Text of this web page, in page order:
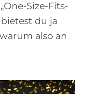
Size-Fits-
du ja
also an